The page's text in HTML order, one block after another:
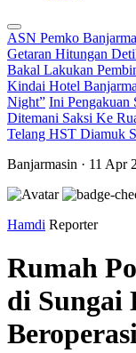
ASN Pemko
Getaran Hitungan
Bakal Lakukan
Kindai Hotel
Night” Ini Pengakuan
Ditemani Saksi Ke
Telang HST Diamuk
Banjarmasin · 11 Apr
Hamdi Reporter
Rumah
di Sungai